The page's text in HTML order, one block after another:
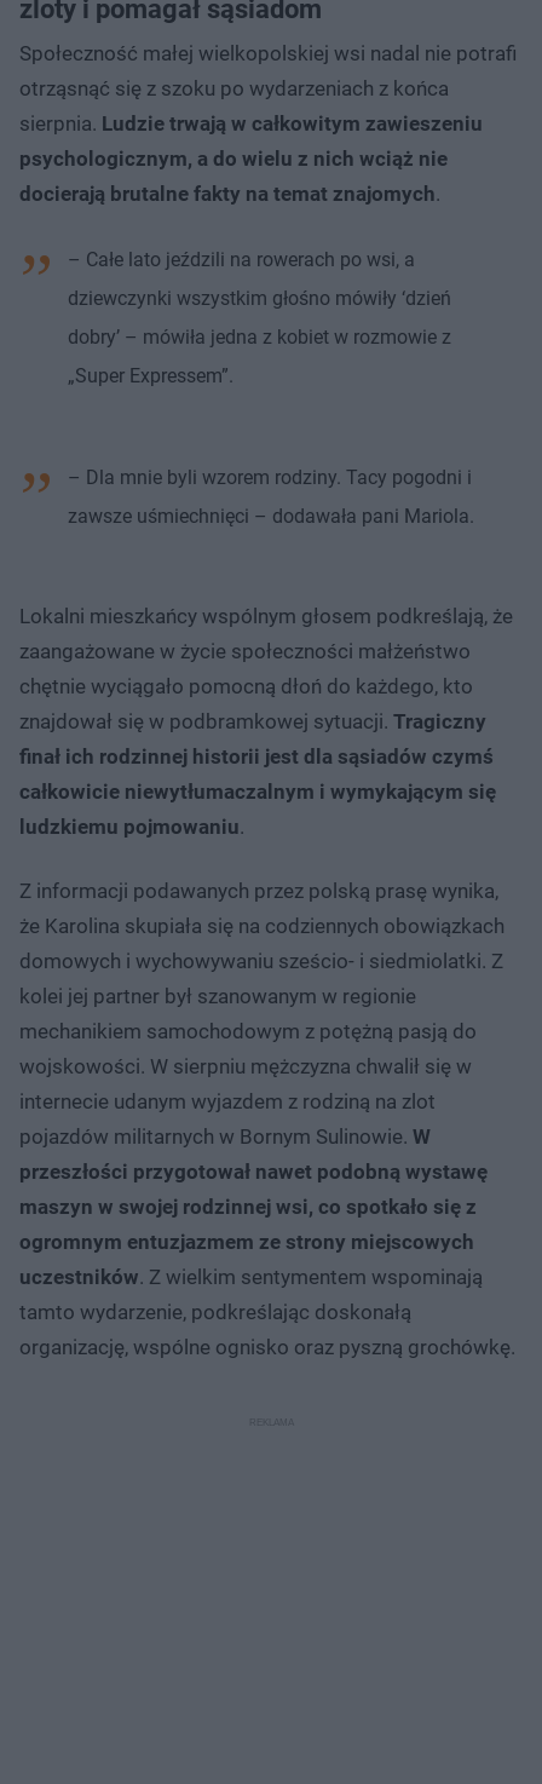
zloty i pomagał sąsiadom
Społeczność małej wielkopolskiej wsi nadal nie potrafi
otrząsnąć się z szoku po wydarzeniach z końca
sierpnia. Ludzie trwają w całkowitym zawieszeniu
psychologicznym, a do wielu z nich wciąż nie
docierają brutalne fakty na temat znajomych.
– Całe lato jeździli na rowerach po wsi, a
dziewczynki wszystkim głośno mówiły ‘dzień
dobry’ – mówiła jedna z kobiet w rozmowie z
„Super Expressem”.
– Dla mnie byli wzorem rodziny. Tacy pogodni i
zawsze uśmiechnięci – dodawała pani Mariola.
Lokalni mieszkańcy wspólnym głosem podkreślają, że
zaangażowane w życie społeczności małżeństwo
chętnie wyciągało pomocną dłoń do każdego, kto
znajdował się w podbramkowej sytuacji. Tragiczny
finał ich rodzinnej historii jest dla sąsiadów czymś
całkowicie niewytłumaczalnym i wymykającym się
ludzkiemu pojmowaniu.
Z informacji podawanych przez polską prasę wynika,
że Karolina skupiała się na codziennych obowiązkach
domowych i wychowywaniu sześcio- i siedmiolatki. Z
kolei jej partner był szanowanym w regionie
mechanikiem samochodowym z potężną pasją do
wojskowości. W sierpniu mężczyzna chwalił się w
internecie udanym wyjazdem z rodziną na zlot
pojazdów militarnych w Bornym Sulinowie. W
przeszłości przygotował nawet podobną wystawę
maszyn w swojej rodzinnej wsi, co spotkało się z
ogromnym entuzjazmem ze strony miejscowych
uczestników. Z wielkim sentymentem wspominają
tamto wydarzenie, podkreślając doskonałą
organizację, wspólne ognisko oraz pyszną grochówkę.